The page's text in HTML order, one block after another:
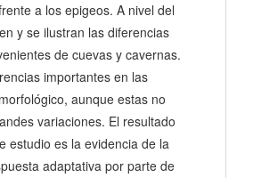
a los epigeos. A nivel del
y se ilustran las diferencias
de cuevas y cavernas.
importantes en las
aunque estas no
variaciones. El resultado
estudio es la evidencia de la
adaptativa por parte de